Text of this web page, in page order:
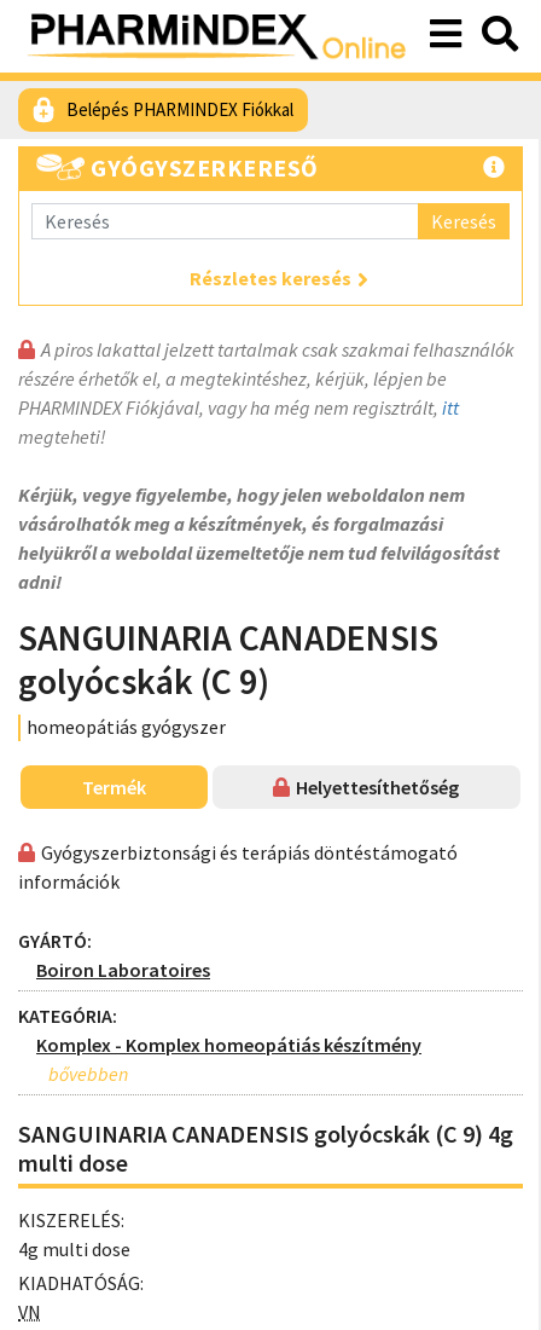
Belépés PHARMINDEX Fiókkal
GYÓGYSZERKERESŐ
Keresés
Részletes keresés
A piros lakattal jelzett tartalmak csak szakmai felhasználók
részére érhetők el, a megtekintéshez, kérjük, lépjen be
PHARMINDEX Fiókjával, vagy ha még nem regisztrált, itt
megteheti!
Kérjük, vegye figyelembe, hogy jelen weboldalon nem
vásárolhatók meg a készítmények, és forgalmazási
helyükről a weboldal üzemeltetője nem tud felvilágosítást
adni!
SANGUINARIA CANADENSIS
golyócskák (C 9)
homeopátiás gyógyszer
Termék Helyettesíthetőség
Gyógyszerbiztonsági és terápiás döntéstámogató
információk
GYÁRTÓ:
Boiron Laboratoires
KATEGÓRIA:
Komplex - Komplex homeopátiás készítmény
SANGUINARIA CANADENSIS golyócskák (C 9) 4g
multi dose
KISZERELÉS:
4g multi dose
KIADHATÓSÁG:
VN